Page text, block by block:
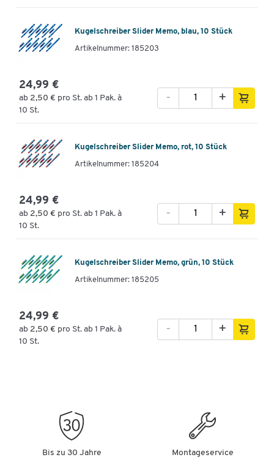
Kugelschreiber Slider Memo, blau, 10 Stück
Artikelnummer: 185203
24,99 €
ab 2,50 € pro St. ab 1 Pak. à
10 St.
+
-
Kugelschreiber Slider Memo, rot, 10 Stück
Artikelnummer: 185204
24,99 €
ab 2,50 € pro St. ab 1 Pak. à
10 St.
+
-
Kugelschreiber Slider Memo, grün, 10 Stück
Artikelnummer: 185205
24,99 €
ab 2,50 € pro St. ab 1 Pak. à
10 St.
+
-
Bis zu 30 Jahre
Montageservice